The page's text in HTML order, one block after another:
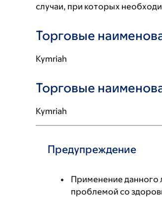
случаи, при которых
Торговые
Kymriah
Торговые
Kymriah
Предупреждение
Применение данного
проблемой со